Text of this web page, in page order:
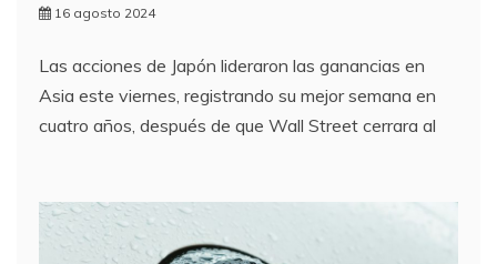
16 agosto 2024
Las acciones de Japón lideraron las ganancias en
Asia este viernes, registrando su mejor semana en
cuatro años, después de que Wall Street cerrara al